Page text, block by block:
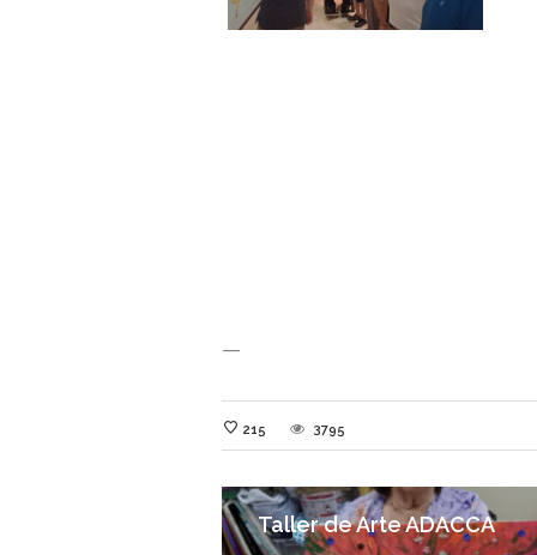
—
215 3795
Taller de Arte ADACCA